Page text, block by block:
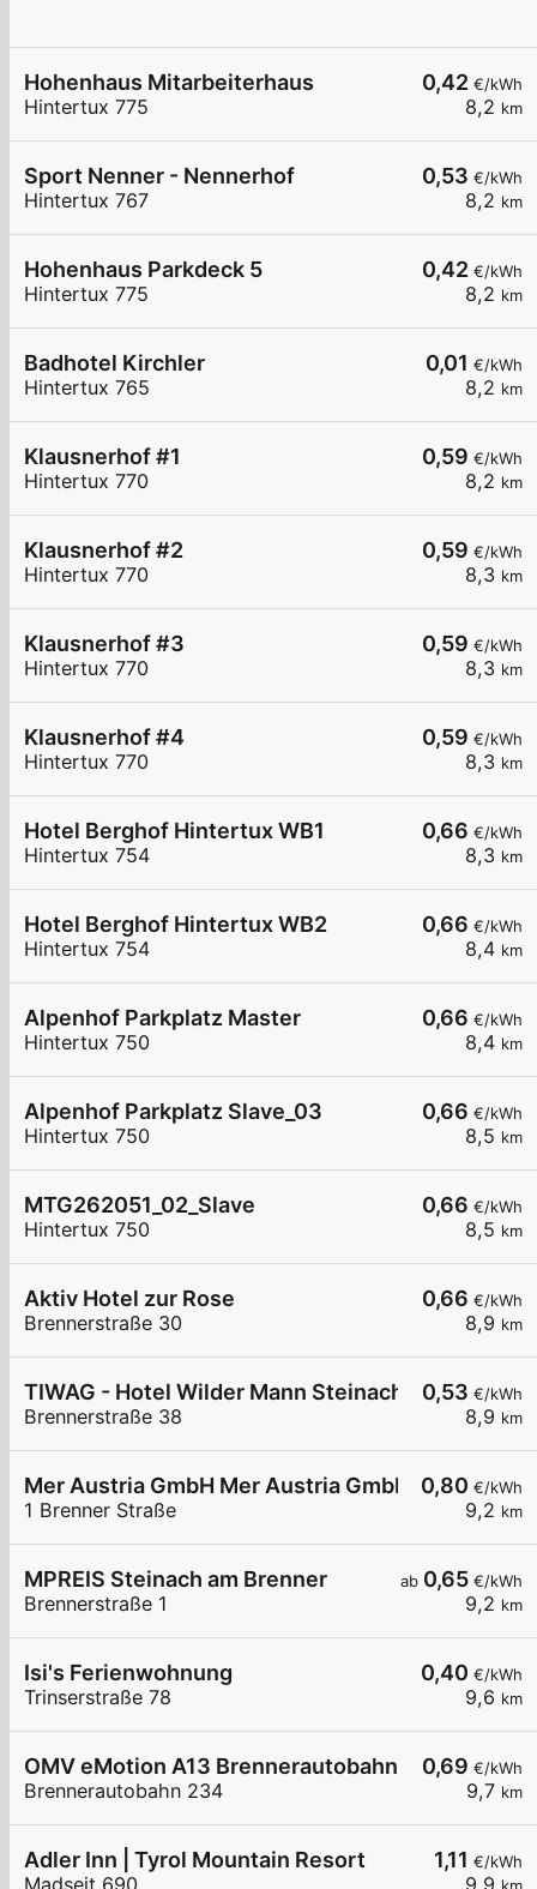
0,42 €/kWh
8,2 km
Hohenhaus Mitarbeiterhaus
Hintertux 775
0,53 €/kWh
8,2 km
Sport Nenner - Nennerhof
Hintertux 767
0,42 €/kWh
8,2 km
Hohenhaus Parkdeck 5
Hintertux 775
0,01 €/kWh
8,2 km
Badhotel Kirchler
Hintertux 765
0,59 €/kWh
8,2 km
Klausnerhof #1
Hintertux 770
0,59 €/kWh
8,3 km
Klausnerhof #2
Hintertux 770
0,59 €/kWh
8,3 km
Klausnerhof #3
Hintertux 770
0,59 €/kWh
8,3 km
Klausnerhof #4
Hintertux 770
0,66 €/kWh
8,3 km
Hotel Berghof Hintertux WB1
Hintertux 754
0,66 €/kWh
8,4 km
Hotel Berghof Hintertux WB2
Hintertux 754
0,66 €/kWh
8,4 km
Alpenhof Parkplatz Master
Hintertux 750
0,66 €/kWh
8,5 km
Alpenhof Parkplatz Slave_03
Hintertux 750
0,66 €/kWh
8,5 km
MTG262051_02_Slave
Hintertux 750
0,66 €/kWh
8,9 km
Aktiv Hotel zur Rose
Brennerstraße 30
0,53 €/kWh
8,9 km
TIWAG - Hotel Wilder Mann Steinach
Brennerstraße 38
0,80 €/kWh
9,2 km
Mer Austria GmbH Mer Austria GmbH (MPREIS)
1 Brenner Straße
ab 0,65 €/kWh
9,2 km
MPREIS Steinach am Brenner
Brennerstraße 1
0,40 €/kWh
9,6 km
Isi's Ferienwohnung
Trinserstraße 78
0,69 €/kWh
9,7 km
OMV eMotion A13 Brennerautobahn 234 Gries
Brennerautobahn 234
1,11 €/kWh
Adler Inn | Tyrol Mountain Resort